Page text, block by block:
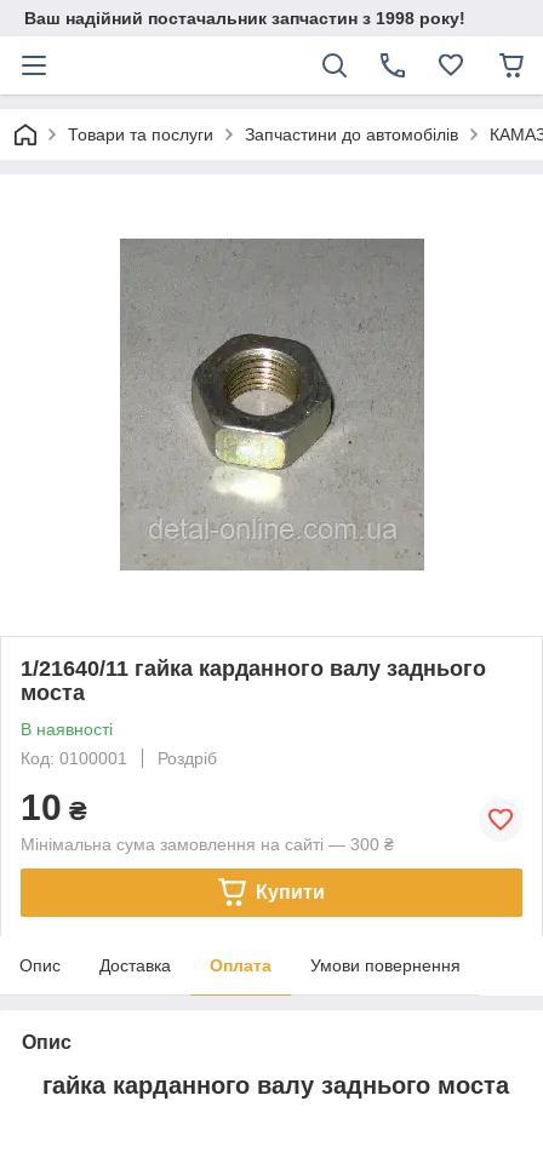
Ваш надійний постачальник запчастин з 1998 року!
Товари та послуги Запчастини до автомобілів
1/21640/11 гайка карданного валу заднього
моста
В наявності
Код: 0100001
Роздріб
10 ₴
Мінімальна сума замовлення на сайті — 300 ₴
Купити
Опис Доставка Оплата Умови повернення
Опис
гайка карданного валу заднього моста